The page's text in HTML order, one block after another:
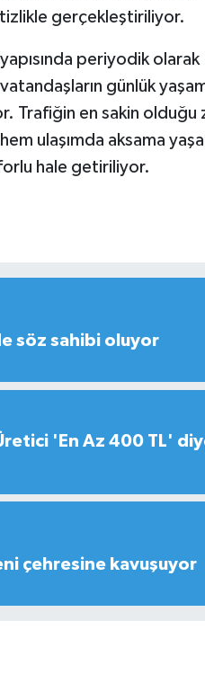
gerçekleştiriliyor.
periyodik olarak
günlük
Trafiğin en sakin olduğu
ulaşımda aksama
hale getiriliyor.
söz sahibi oluyor
'En Az 400 TL'
çehresine kavuşuyor